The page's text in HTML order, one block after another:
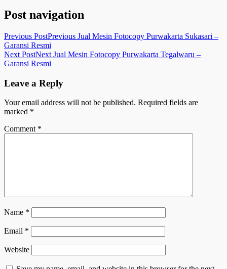
Post navigation
Previous PostPrevious Jual Mesin Fotocopy Purwakarta Sukasari –
Garansi Resmi
Next PostNext Jual Mesin Fotocopy Purwakarta Tegalwaru –
Garansi Resmi
Leave a Reply
Your email address will not be published. Required fields are
marked *
Comment *
Name *
Email *
Website